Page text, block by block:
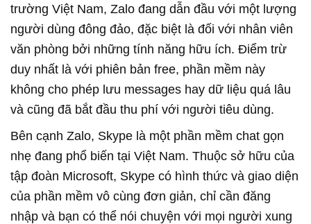
trường Việt Nam, Zalo đang dẫn đầu với một lượng
người dùng đông đảo, đặc biệt là đối với nhân viên
văn phòng bởi những tính năng hữu ích. Điểm trừ
duy nhất là với phiên bản free, phần mềm này
không cho phép lưu messages hay dữ liệu quá lâu
và cũng đã bắt đầu thu phí với người tiêu dùng.
Bên cạnh Zalo, Skype là một phần mềm chat gọn
nhẹ đang phổ biến tại Việt Nam. Thuộc sở hữu của
tập đoàn Microsoft, Skype có hình thức và giao diện
của phần mềm vô cùng đơn giản, chỉ cần đăng
nhập và bạn có thể nói chuyện với mọi người xung